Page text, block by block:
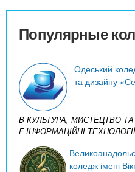
Популярные
Одеський
та дизайну
B КУЛЬТУРА, МИСТЕЦТВО ТА
F ІНФОРМАЦІЙНІ ТЕХНОЛОГІЇ
коледж імені